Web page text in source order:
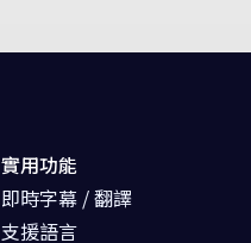
實用功能
即時字幕 / 翻譯
支援語言